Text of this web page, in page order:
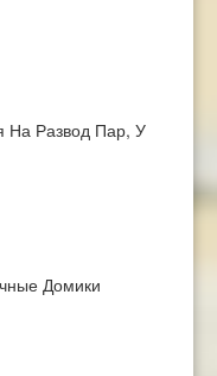
На Развод Пар, У
Домики